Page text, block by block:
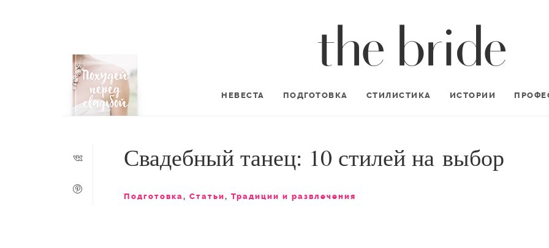
НЕВЕСТА ПОДГОТОВКА СТИЛИСТИКА ИСТОРИИ
Свадебный танец: 10 стилей на выбор
Подготовка, Статьи, Традиции и развлечения